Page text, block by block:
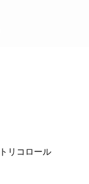
リコロール